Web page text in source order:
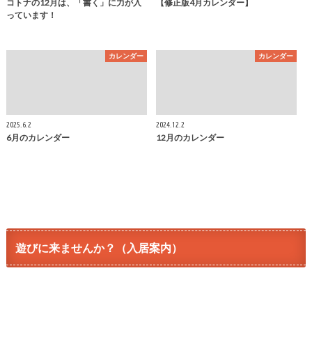
コトナの12月は、「書く」に力が入
っています！
【修正版4月カレンダー】
カレンダー
2025.6.2
6月のカレンダー
カレンダー
2024.12.2
12月のカレンダー
遊びに来ませんか？（入居案内）